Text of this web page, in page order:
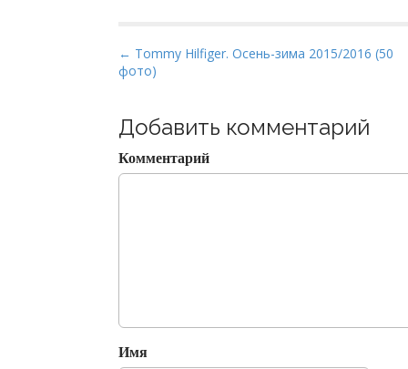
P
o
t
n
a
n
← Tommy Hilfiger. Осень-зима 2015/2016 (50
фото)
Добавить комментарий
Комментарий
Имя